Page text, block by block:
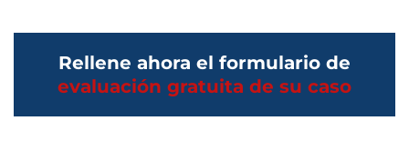
Rellene ahora el formulario de
evaluación gratuita de su caso